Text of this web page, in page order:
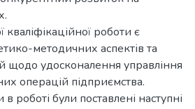
роботи є
методичних аспектів та
щодо удосконалення управління
операцій підприємства.
роботі були поставлені наступні